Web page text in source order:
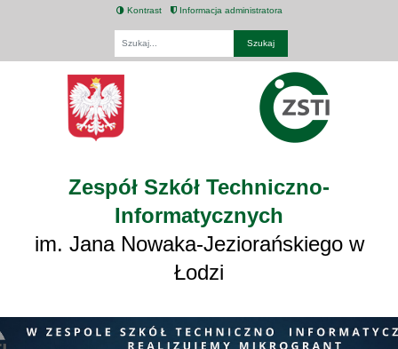
Kontrast Informacja administratora
Zespół Szkół Techniczno-
Informatycznych
im. Jana Nowaka-Jeziorańskiego w
Łodzi